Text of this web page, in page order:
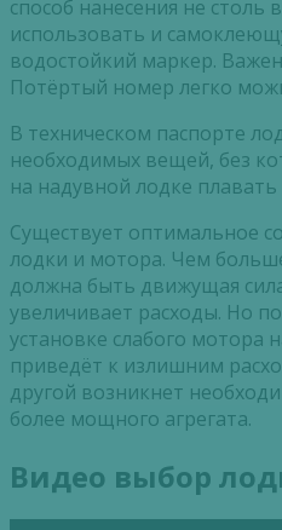
способ нанесения не
использовать и
водостойкий маркер.
Потёртый номер легко
В техническом паспорте
необходимых вещей, без
на надувной лодке
Существует оптимальное
лодки и мотора. Чем
должна быть движущая
увеличивает расходы. Но
установке слабого мотора
приведёт к излишним
другой возникнет
более мощного агрегата.
Видео выбор